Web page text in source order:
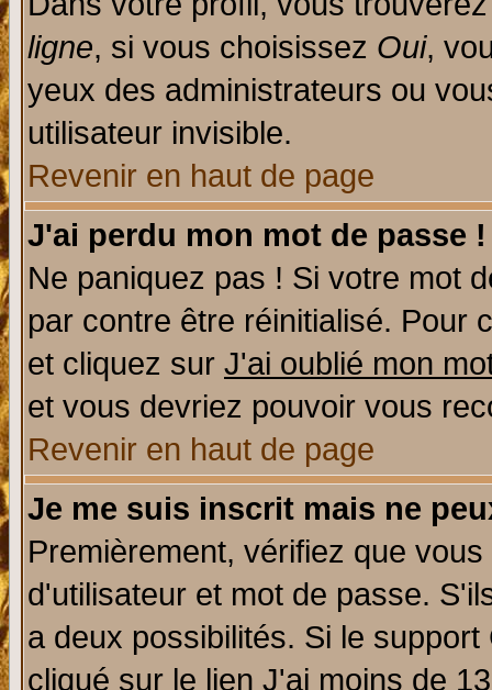
ligne, si vous choisissez Oui,
yeux des administrateurs ou
utilisateur invisible.
Revenir en haut de page
J'ai perdu mon mot de passe !
Ne paniquez pas ! Si votre mot
par contre être réinitialisé. Pour
et cliquez sur J'ai oublié mon
et vous devriez pouvoir vous
Revenir en haut de page
Je me suis inscrit mais ne
Premièrement, vérifiez que
d'utilisateur et mot de passe.
a deux possibilités. Si le
cliqué sur le lien J'ai moins de